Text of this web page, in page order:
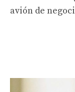
avión de